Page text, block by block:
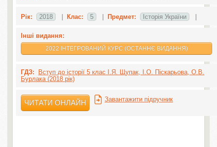
Рік: 2018 Клас: 5 Предмет: Історія України
Інші видання:
2022 ІНТЕГРОВАНИЙ КУРС (ОСТАННЄ ВИДАННЯ)
ГДЗ:
Вступ до історії 5 клас І.Я. Щупак, І.О. Піскарьова, О.В.
Бурлака (2018 рік)
ЧИТАТИ ОНЛАЙН Завантажити підручник